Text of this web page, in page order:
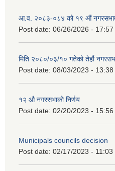
आ.व. २०८३-०८४ को १९ औं
Post date: 06/26/2026 - 17:57
मिति २०८०/०३/१० गतेको तेर्हौ
Post date: 08/03/2023 - 13:38
१२ औ नगरसभाको निर्णय
Post date: 02/20/2023 - 15:56
Municipals councils decision
Post date: 02/17/2023 - 11:03